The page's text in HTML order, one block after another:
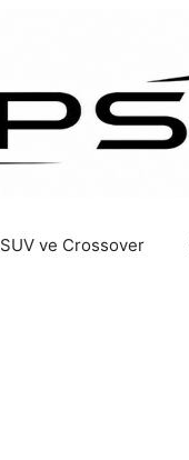
SUV ve Crossover